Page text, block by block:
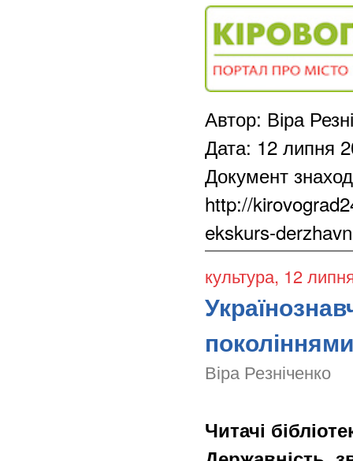
Автор: Віра
Дата: 12 липня
Документ
http://
ekskurs-
культура, 12
Віра Резніченко
Читачі